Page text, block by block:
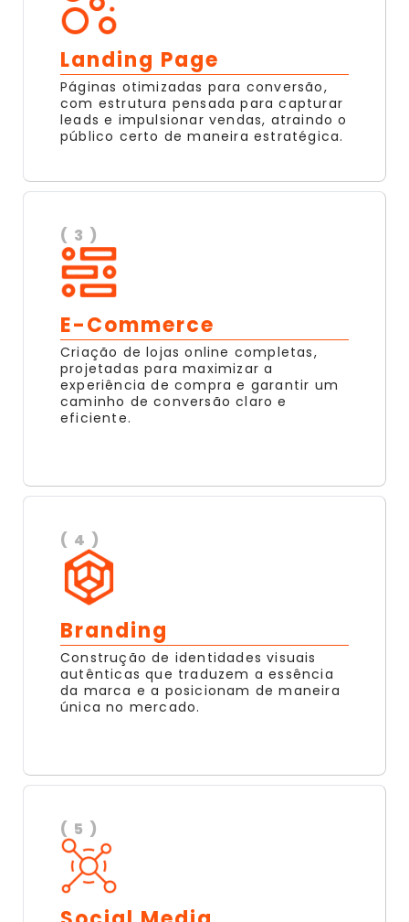
Landing Page
Páginas otimizadas para conversão,
com estrutura pensada para capturar
leads e impulsionar vendas, atraindo o
público certo de maneira estratégica.
( 3 )
E-Commerce
Criação de lojas online completas,
projetadas para maximizar a
experiência de compra e garantir um
caminho de conversão claro e
eficiente.
( 4 )
Branding
Construção de identidades visuais
autênticas que traduzem a essência
da marca e a posicionam de maneira
única no mercado.
( 5 )